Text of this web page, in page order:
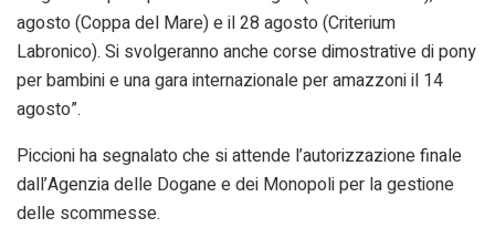
agosto (Coppa del Mare) e il 28 agosto (Criterium
Labronico). Si svolgeranno anche corse dimostrative di pony
per bambini e una gara internazionale per amazzoni il 14
agosto”.
Piccioni ha segnalato che si attende l’autorizzazione finale
dall’Agenzia delle Dogane e dei Monopoli per la gestione
delle scommesse.